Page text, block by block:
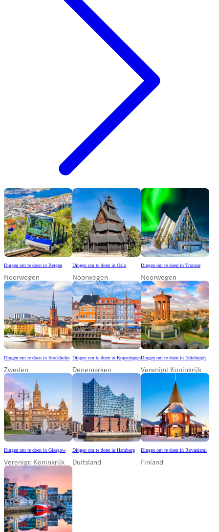
Dingen om te doen in Bergen
Noorwegen
Dingen om te doen in Oslo
Noorwegen
Dingen om te doen in Tromsø
Noorwegen
Dingen om te doen in Stockholm
Zweden
Dingen om te doen in Kopenhagen
Denemarken
Dingen om te doen in Edinburgh
Verenigd Koninkrijk
Dingen om te doen in Glasgow
Verenigd Koninkrijk
Dingen om te doen in Hamburg
Duitsland
Dingen om te doen in Rovaniemi
Finland